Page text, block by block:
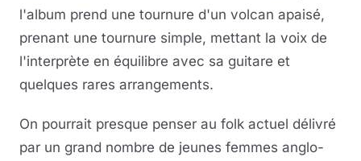
l'album prend une tournure d'un volcan apaisé,
prenant une tournure simple, mettant la voix de
l'interprète en équilibre avec sa guitare et
quelques rares arrangements.
On pourrait presque penser au folk actuel délivré
par un grand nombre de jeunes femmes anglo-